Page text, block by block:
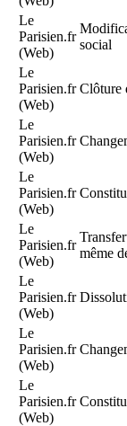
Le
Parisien.fr
(Web)
social
Le
Parisien.fr
(Web)
Clôture
Le
Parisien.fr
(Web)
Le
Parisien.fr
(Web)
Le
Parisien.fr
(Web)
même
Le
Parisien.fr
(Web)
Le
Parisien.fr
(Web)
Le
Parisien.fr
(Web)